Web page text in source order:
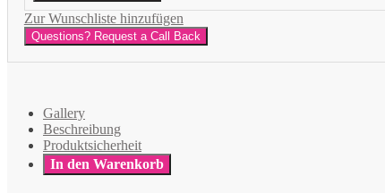
Zur Wunschliste hinzufügen
Questions? Request a Call Back
Gallery
Beschreibung
Produktsicherheit
In den Warenkorb